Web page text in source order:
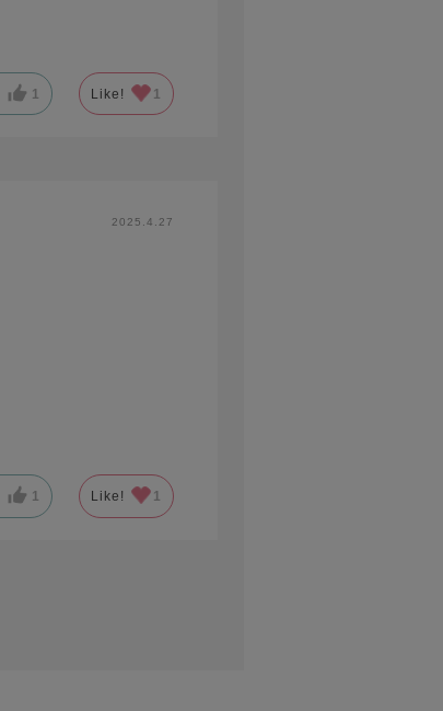
1 Like! 1
2025.4.27
1 Like! 1